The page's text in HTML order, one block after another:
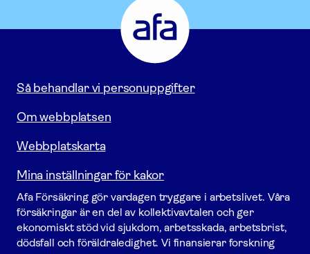
Försäkring
Gå
till
startsidan
Så behandlar vi personuppgifter
Om webbplatsen
Webbplatskarta
Mina inställningar för kakor
Afa För­säkring gör vardagen tryggare i arbetslivet. Våra
försäk­ringar är en del av kollektivavtalen och ger
ekonomiskt stöd vid sjukdom, arbetsskada, arbetsbrist,
dödsfall och föräldraledighet. Vi finansierar forskning